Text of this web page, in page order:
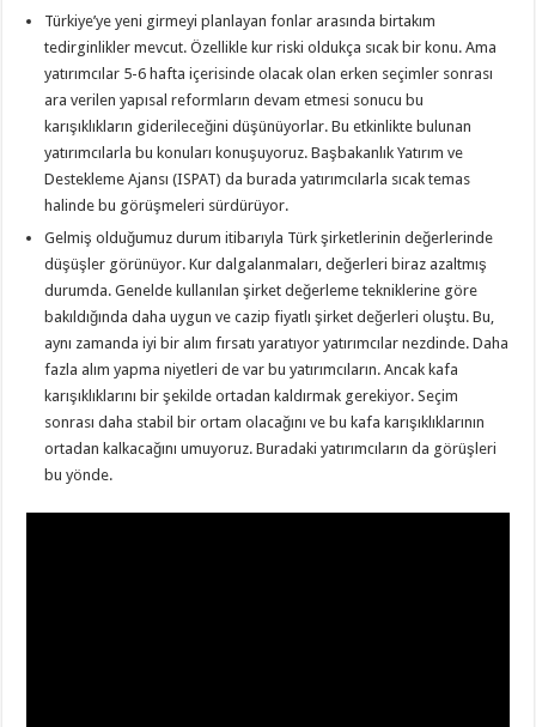
Türkiye’ye yeni girmeyi planlayan fonlar arasında birtakım
tedirginlikler mevcut. Özellikle kur riski oldukça sıcak bir konu. Ama
yatırımcılar 5-6 hafta içerisinde olacak olan erken seçimler sonrası
ara verilen yapısal reformların devam etmesi sonucu bu
karışıklıkların giderileceğini düşünüyorlar. Bu etkinlikte bulunan
yatırımcılarla bu konuları konuşuyoruz. Başbakanlık Yatırım ve
Destekleme Ajansı (ISPAT) da burada yatırımcılarla sıcak temas
halinde bu görüşmeleri sürdürüyor.
Gelmiş olduğumuz durum itibarıyla Türk şirketlerinin değerlerinde
düşüşler görünüyor. Kur dalgalanmaları, değerleri biraz azaltmış
durumda. Genelde kullanılan şirket değerleme tekniklerine göre
bakıldığında daha uygun ve cazip fiyatlı şirket değerleri oluştu. Bu,
aynı zamanda iyi bir alım fırsatı yaratıyor yatırımcılar nezdinde. Daha
fazla alım yapma niyetleri de var bu yatırımcıların. Ancak kafa
karışıklıklarını bir şekilde ortadan kaldırmak gerekiyor. Seçim
sonrası daha stabil bir ortam olacağını ve bu kafa karışıklıklarının
ortadan kalkacağını umuyoruz. Buradaki yatırımcıların da görüşleri
bu yönde.